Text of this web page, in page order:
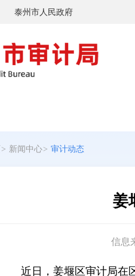
泰州市人民政府
> 新闻中心> 审计动态
姜
信息
近日，姜堰区审计局在